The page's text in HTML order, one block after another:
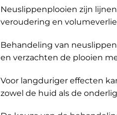
Neuslippenplooien zijn
veroudering en
Behandeling van
en verzachten de plooien
Voor langduriger effecten
zowel de huid als de